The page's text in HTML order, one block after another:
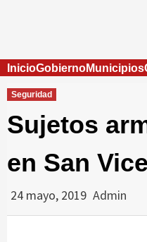
InicioGobiernoMunicipios
Seguridad
Sujetos
en San
24 mayo, 2019 Admin